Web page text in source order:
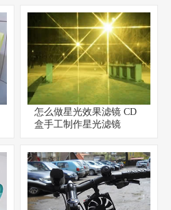
怎么做星光效果滤镜 CD
盒手工制作星光滤镜